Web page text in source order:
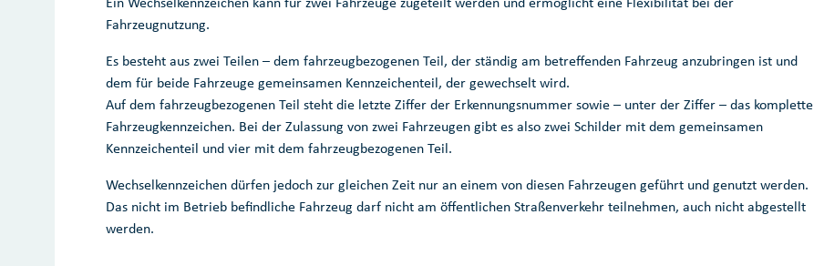
Fahrzeugnutzung.
Es besteht aus zwei Teilen – dem fahrzeugbezogenen Teil, der ständig am betreffenden Fahrzeug anzubringen ist und
dem für beide Fahrzeuge gemeinsamen Kennzeichenteil, der gewechselt wird.
Auf dem fahrzeugbezogenen Teil steht die letzte Ziffer der Erkennungsnummer sowie – unter der Ziffer – das komplette
Fahrzeugkennzeichen. Bei der Zulassung von zwei Fahrzeugen gibt es also zwei Schilder mit dem gemeinsamen
Kennzeichenteil und vier mit dem fahrzeugbezogenen Teil.
Wechselkennzeichen dürfen jedoch zur gleichen Zeit nur an einem von diesen Fahrzeugen geführt und genutzt werden.
Das nicht im Betrieb befindliche Fahrzeug darf nicht am öffentlichen Straßenverkehr teilnehmen, auch nicht abgestellt
werden.